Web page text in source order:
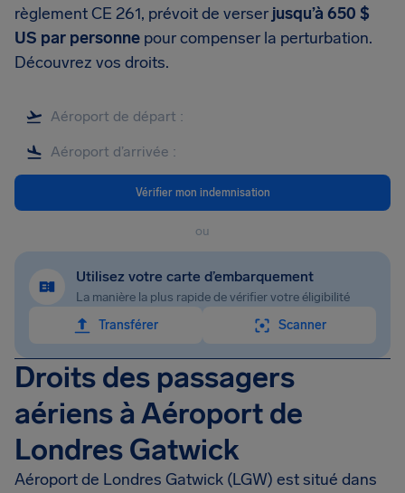
règlement CE 261, prévoit de verser jusqu’à 650 $
US par personne pour compenser la perturbation.
Découvrez vos droits.
Vérifier mon indemnisation
ou
Utilisez votre carte d’embarquement
La manière la plus rapide de vérifier votre éligibilité
Transférer
Scanner
Droits des passagers
aériens à Aéroport de
Londres Gatwick
Aéroport de Londres Gatwick (LGW) est situé dans